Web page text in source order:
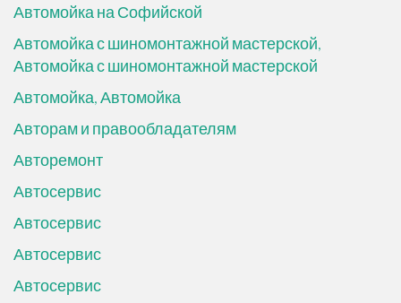
Автомойка на Софийской
Автомойка с шиномонтажной мастерской,
Автомойка с шиномонтажной мастерской
Автомойка, Автомойка
Авторам и правообладателям
Авторемонт
Автосервис
Автосервис
Автосервис
Автосервис